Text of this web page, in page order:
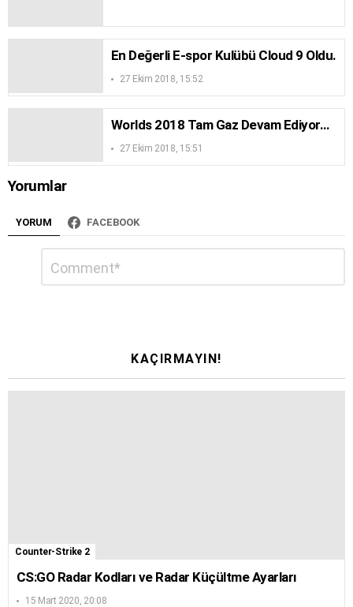
En Değerli E-spor Kulübü Cloud 9 Oldu.
27 Ekim 2018, 15:52
Worlds 2018 Tam Gaz Devam Ediyor…
27 Ekim 2018, 15:51
Yorumlar
YORUM FACEBOOK
KAÇIRMAYIN!
Counter-Strike 2
CS:GO Radar Kodları ve Radar Küçültme Ayarları
15 Mart 2020, 20:08